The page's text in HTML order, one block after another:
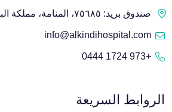
صندوق بريد: ٧٥٦٨٥، المنامة، مملكة البحرين
info@alkindihospital.com
+973 1724 0444
الروابط السريعة